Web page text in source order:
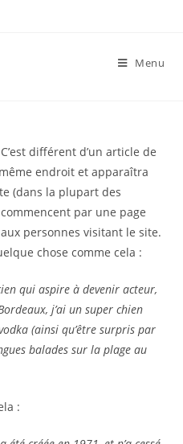
Menu
différent d’un article de
endroit et apparaîtra
(dans la plupart des
par une page
personnes visitant le site.
chose comme cela :
qui aspire à devenir acteur,
j’ai un super chien
(ainsi qu’être surpris par
balades sur la plage au
: